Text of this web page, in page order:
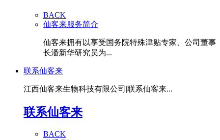
BACK
仙客来服务简介
仙客来拥有以享受国务院特殊津贴专家、公司董事
长潘新华研究员为...
联系仙客来
江西仙客来生物科技有限公司|联系仙客来...
联系仙客来
BACK